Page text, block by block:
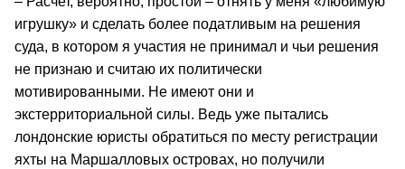
игрушку» и сделать более податливым на решения
суда, в котором я участия не принимал и чьи решения
не признаю и считаю их политически
мотивированными. Не имеют они и
экстерриториальной силы. Ведь уже пытались
лондонские юристы обратиться по месту регистрации
яхты на Маршалловых островах, но получили